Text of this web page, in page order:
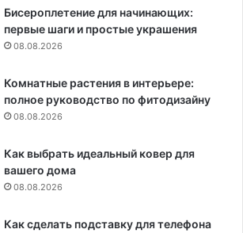
Бисероплетение для начинающих:
первые шаги и простые украшения
08.08.2026
Комнатные растения в интерьере:
полное руководство по фитодизайну
08.08.2026
Как выбрать идеальный ковер для
вашего дома
08.08.2026
Как сделать подставку для телефона